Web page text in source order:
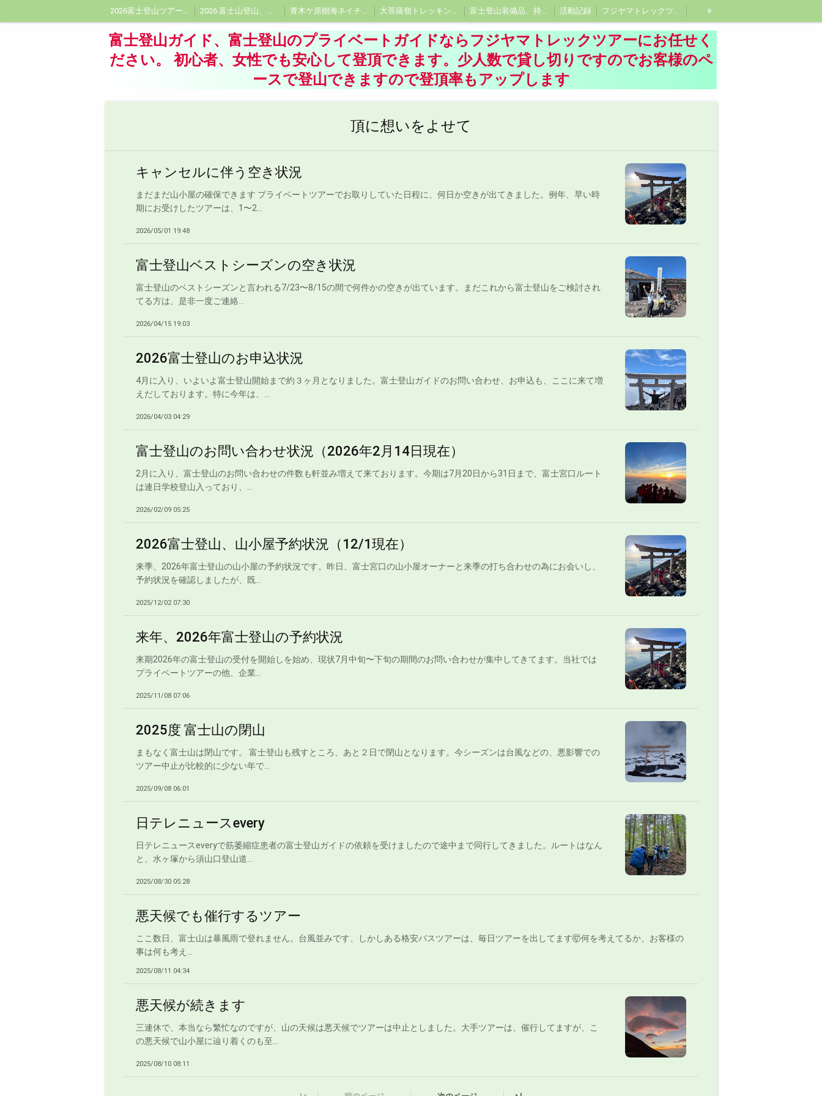
2026富士登山ツアー受付中!富士登山ツアー!プライベートガイドはフジヤマトレックツアーに 2026 富士山登山、富士登山ガイド料金、プライベート富士登山ガイド料金 青木ケ原樹海ネイチャーツアー、洞窟探険ツアー 、樹海エコツアーならフジヤマトレックツアーに 大菩薩嶺トレッキングツアー、大菩薩峠プライベートツアー 富士登山装備品、持ち物 活動記録 フジヤマトレックツアーガイド紹介、富士登山ガイド
会社概要 頂に想いをよせて
»
富士登山ガイド、富士登山のプライベートガイドならフジヤマトレックツアーにお任せく
ださい。 初心者、女性でも安心して登頂できます。少人数で貸し切りですのでお客様のペ
ースで登山できますので登頂率もアップします
頂に想いをよせて
キャンセルに伴う空き状況
まだまだ山小屋の確保できます プライベートツアーでお取りしていた日程に、何日か空きが出てきました。例年、早い時
期にお受けしたツアーは、1〜2...
2026/05/01 19:48
富士登山ベストシーズンの空き状況
富士登山のベストシーズンと言われる7/23〜8/15の間で何件かの空きが出ています。まだこれから富士登山をご検討され
てる方は、是非一度ご連絡...
2026/04/15 19:03
2026富士登山のお申込状況
4月に入り、いよいよ富士登山開始まで約３ヶ月となりました。富士登山ガイドのお問い合わせ、お申込も、ここに来て増
えだしております。特に今年は、...
2026/04/03 04:29
富士登山のお問い合わせ状況（2026年2月14日現在）
2月に入り、富士登山のお問い合わせの件数も軒並み増えて来ております。今期は7月20日から31日まで、富士宮口ルート
は連日学校登山入っており、...
2026/02/09 05:25
2026富士登山、山小屋予約状況（12/1現在）
来季、2026年富士登山の山小屋の予約状況です。昨日、富士宮口の山小屋オーナーと来季の打ち合わせの為にお会いし、
予約状況を確認しましたが、既...
2025/12/02 07:30
来年、2026年富士登山の予約状況
来期2026年の富士登山の受付を開始しを始め、現状7月中旬〜下旬の期間のお問い合わせが集中してきてます。当社では
プライベートツアーの他、企業...
2025/11/08 07:06
2025度 富士山の閉山
まもなく富士山は閉山です。 富士登山も残すところ、あと２日で閉山となります。今シーズンは台風などの、悪影響での
ツアー中止が比較的に少ない年で...
2025/09/08 06:01
日テレニュースevery
日テレニュースeveryで筋萎縮症患者の富士登山ガイドの依頼を受けましたので途中まで同行してきました。ルートはなん
と、水ヶ塚から須山口登山道...
2025/08/30 05:28
悪天候でも催行するツアー
ここ数日、富士山は暴風雨で登れません。台風並みです、しかしある格安バスツアーは、毎日ツアーを出してます🤯何を考えてるか、お客様の
事は何も考え...
2025/08/11 04:34
悪天候が続きます
三連休で、本当なら繁忙なのですが、山の天候は悪天候でツアーは中止としました。大手ツアーは、催行してますが、こ
の悪天候で山小屋に辿り着くのも至...
2025/08/10 08:11